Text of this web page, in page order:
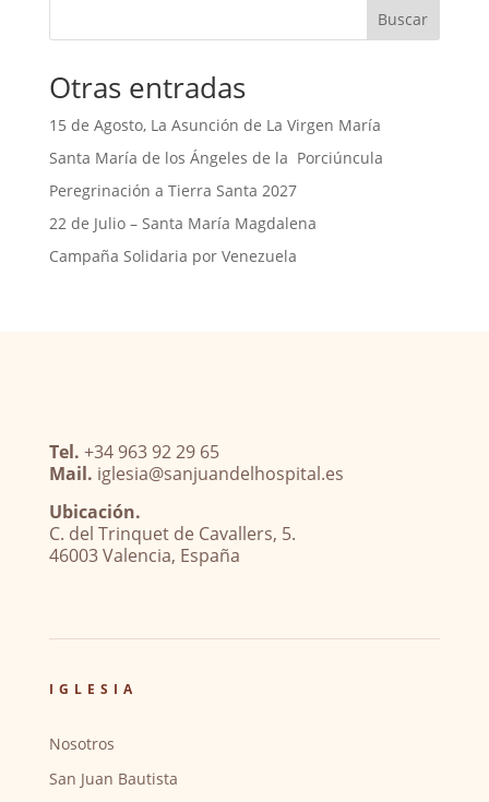
Buscar
Otras entradas
15 de Agosto, La Asunción de La Virgen María
Santa María de los Ángeles de la Porciúncula
Peregrinación a Tierra Santa 2027
22 de Julio – Santa María Magdalena
Campaña Solidaria por Venezuela
Tel. +34 963 92 29 65
Mail. iglesia@sanjuandelhospital.es
Ubicación.
C. del Trinquet de Cavallers, 5.
46003 Valencia, España
IGLESIA
Nosotros
San Juan Bautista